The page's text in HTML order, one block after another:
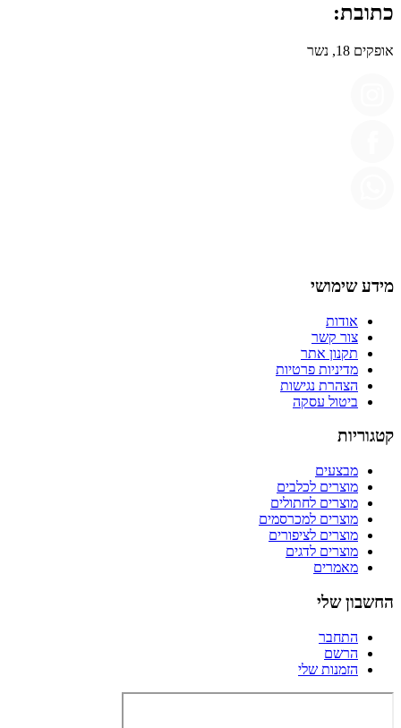
כתובת:
אופקים 18, נשר
מידע שימושי
אודות
צור קשר
תקנון אתר
מדיניות פרטיות
הצהרת נגישות
ביטול עסקה
קטגוריות
מבצעים
מוצרים לכלבים
מוצרים לחתולים
מוצרים למכרסמים
מוצרים לציפורים
מוצרים לדגים
מאמרים
החשבון שלי
התחבר
הרשם
הזמנות שלי